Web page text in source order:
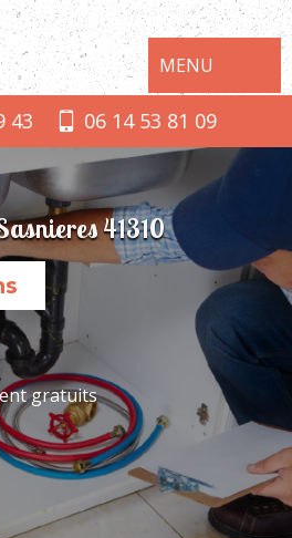
MENU
43 06 14 53 81 09
41310
gratuits